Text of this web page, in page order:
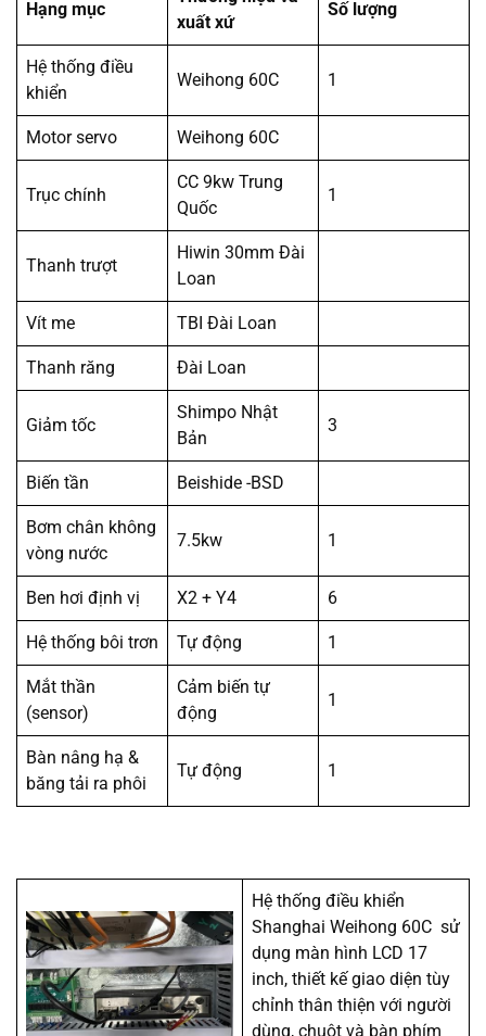
Hạng mục
xuất xứ
Số lượng
Hệ thống điều
khiển
Weihong 60C 1
Motor servo Weihong 60C
Trục chính
CC 9kw Trung
Quốc
1
Thanh trượt
Hiwin 30mm Đài
Loan
Vít me TBI Đài Loan
Thanh răng Đài Loan
Giảm tốc
Shimpo Nhật
Bản
3
Biến tần Beishide -BSD
Bơm chân không
vòng nước
7.5kw 1
Ben hơi định vị X2 + Y4 6
Hệ thống bôi trơn Tự động 1
Mắt thần
(sensor)
Cảm biến tự
động
1
Bàn nâng hạ &
băng tải ra phôi
Tự động 1
Hệ thống điều khiển
Shanghai Weihong 60C sử
dụng màn hình LCD 17
inch, thiết kế giao diện tùy
chỉnh thân thiện với người
dùng, chuột và bàn phím